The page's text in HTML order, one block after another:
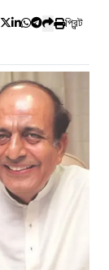
প্রিন্ট